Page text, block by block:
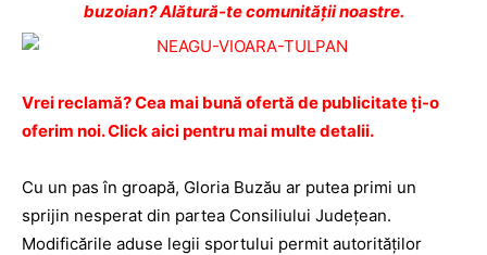
buzoian? Alătură-te comunității noastre.
Vrei reclamă? Cea mai bună ofertă de publicitate ţi-o
oferim noi. Click aici pentru mai multe detalii.
Cu un pas în groapă, Gloria Buzău ar putea primi un
sprijin nesperat din partea Consiliului Judeţean.
Modificările aduse legii sportului permit autorităţilor